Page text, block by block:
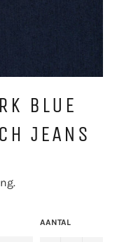
BLUE
JEANS
AANTAL